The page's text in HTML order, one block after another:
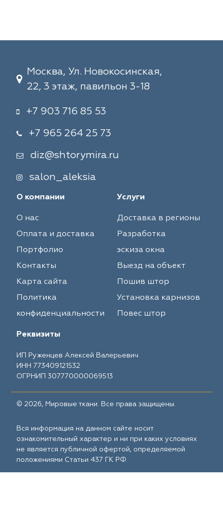
Москва, Ул. Новокосинская,
22, 3 этаж, павильон 3-18
+7 903 716 85 53
+7 965 264 25 73
diz@shtorymira.ru
salon_aleksia
О компании
О нас
Оплата и доставка
Портфолио
Контакты
Карта сайта
Политика
конфиденциальности
Услуги
Доставка в регионы
Разработка
эскиза окна
Выезд на объект
Пошив штор
Установка карнизов
Повес штор
Реквизиты
ИП Руженцев Алексей Валерьевич
ИНН 773409121532
ОГРНИП 307770000069513
© 2026, Мировые ткани. Все права защищены.
Вся информация на данном сайте носит
ознакомительный характер и ни при каких условиях
не является публичной офертой, определяемой
положениями Статьи 437 ГК РФ.